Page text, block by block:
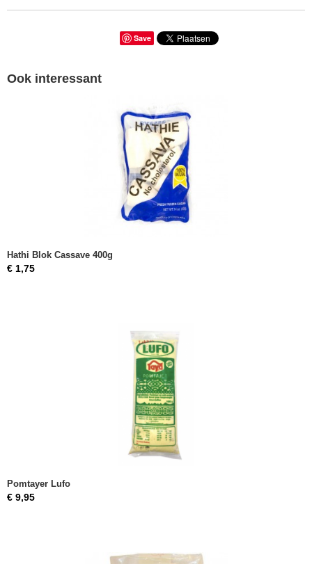
Save
Ook interessant
Hathi Blok Cassave 400g
€ 1,75
Pomtayer Lufo
€ 9,95